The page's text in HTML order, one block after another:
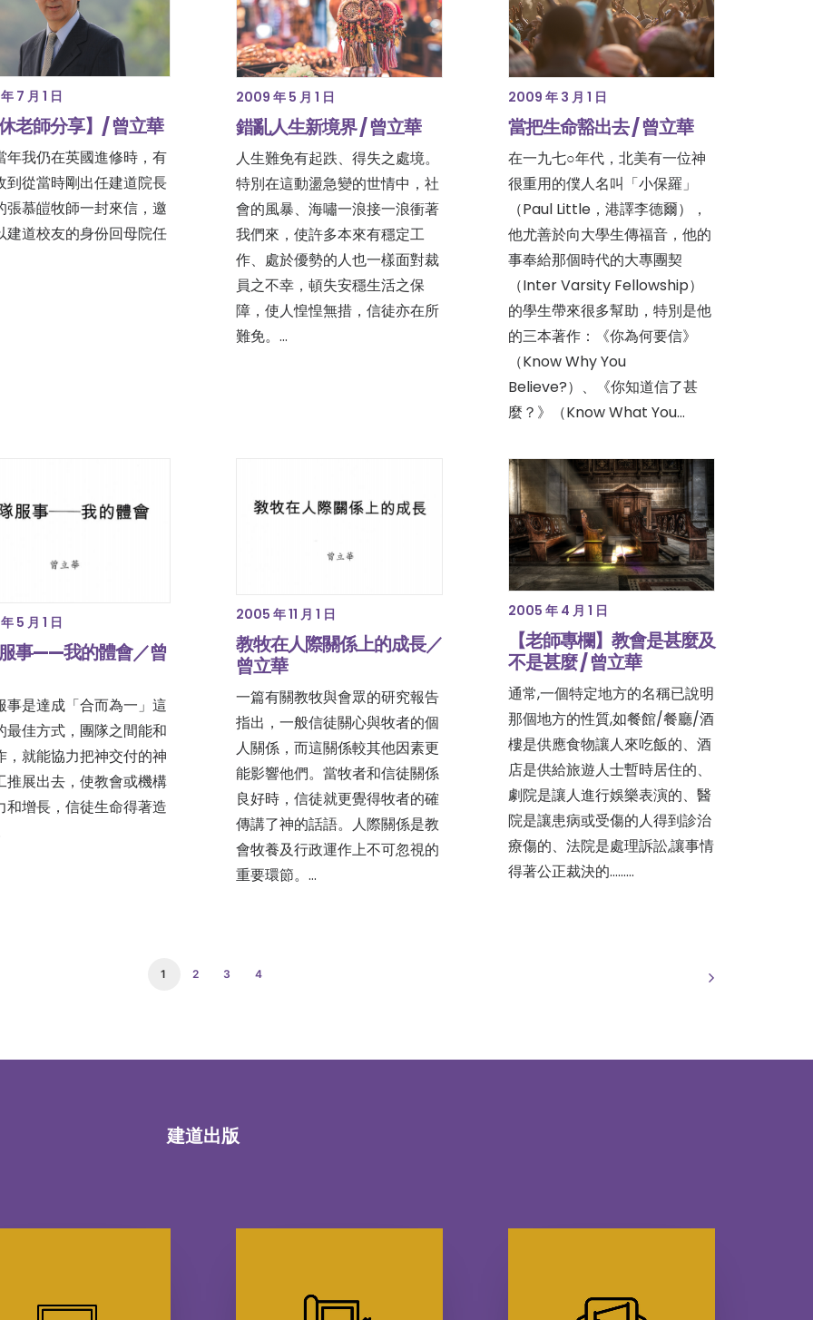
7 月 1 日
老師分享】/ 曾立華
年我仍在英國進修時，有
到從當時剛出任建道院長
張慕皚牧師一封來信，邀
建道校友的身份回母院任
2009 年 5 月 1 日
錯亂人生新境界 / 曾立華
人生難免有起跌、得失之處境。
特別在這動盪急變的世情中，社
會的風暴、海嘯一浪接一浪衝著
我們來，使許多本來有穩定工
作、處於優勢的人也一樣面對裁
員之不幸，頓失安穩生活之保
障，使人惶惶無措，信徒亦在所
難免。…
2009 年 3 月 1 日
當把生命豁出去 / 曾立華
在一九七○年代，北美有一位神
很重用的僕人名叫「小保羅」
（Paul Little，港譯李德爾），
他尤善於向大學生傳福音，他的
事奉給那個時代的大專團契
（Inter Varsity Fellowship）
的學生帶來很多幫助，特別是他
的三本著作：《你為何要信》
（Know Why You
Believe?）、《你知道信了甚
麼？》（Know What You…
5 月 1 日
事——我的體會／曾
事是達成「合而為一」這
最佳方式，團隊之間能和
，就能協力把神交付的神
推展出去，使教會或機構
和增長，信徒生命得著造
2005 年 11 月 1 日
教牧在人際關係上的成長／
曾立華
一篇有關教牧與會眾的研究報告
指出，一般信徒關心與牧者的個
人關係，而這關係較其他因素更
能影響他們。當牧者和信徒關係
良好時，信徒就更覺得牧者的確
傳講了神的話語。人際關係是教
會牧養及行政運作上不可忽視的
重要環節。…
2005 年 4 月 1 日
【老師專欄】教會是甚麼及
不是甚麼 / 曾立華
通常,一個特定地方的名稱已說明
那個地方的性質,如餐館/餐廳/酒
樓是供應食物讓人來吃飯的、酒
店是供給旅遊人士暫時居住的、
劇院是讓人進行娛樂表演的、醫
院是讓患病或受傷的人得到診治
療傷的、法院是處理訴訟,讓事情
得著公正裁決的......…
1 2 3 4
建道出版